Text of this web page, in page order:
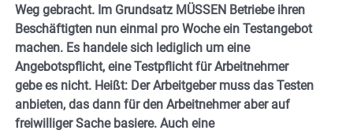
Weg gebracht. Im Grundsatz MÜSSEN Betriebe ihren
Beschäftigten nun einmal pro Woche ein Testangebot
machen. Es handele sich lediglich um eine
Angebotspflicht, eine Testpflicht für Arbeitnehmer
gebe es nicht. Heißt: Der Arbeitgeber muss das Testen
anbieten, das dann für den Arbeitnehmer aber auf
freiwilliger Sache basiere. Auch eine